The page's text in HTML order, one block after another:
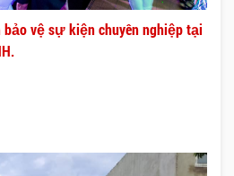
bảo vệ sự kiện chuyên nghiệp tại